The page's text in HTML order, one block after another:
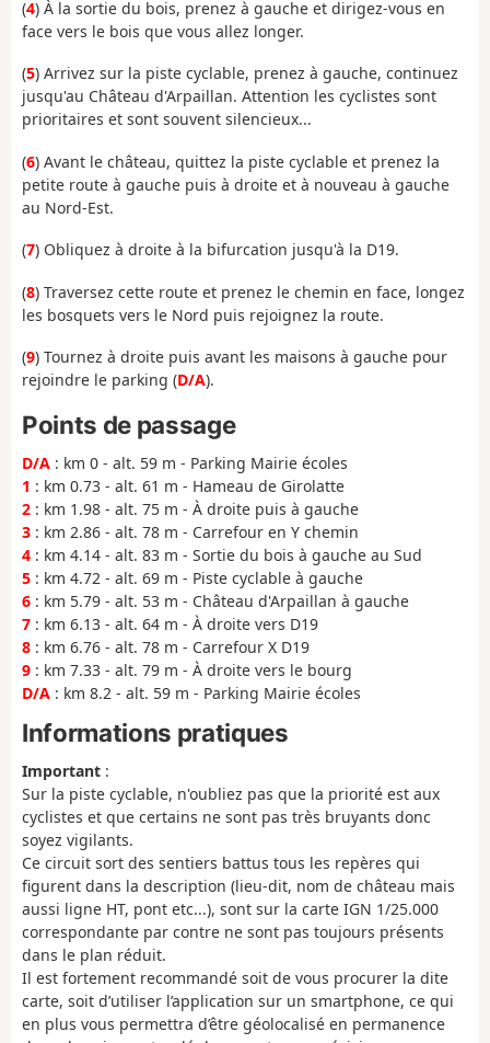
(4) À la sortie du bois, prenez à gauche et dirigez-vous en
face vers le bois que vous allez longer.
(5) Arrivez sur la piste cyclable, prenez à gauche, continuez
jusqu'au Château d'Arpaillan. Attention les cyclistes sont
prioritaires et sont souvent silencieux...
(6) Avant le château, quittez la piste cyclable et prenez la
petite route à gauche puis à droite et à nouveau à gauche
au Nord-Est.
(7) Obliquez à droite à la bifurcation jusqu'à la D19.
(8) Traversez cette route et prenez le chemin en face, longez
les bosquets vers le Nord puis rejoignez la route.
(9) Tournez à droite puis avant les maisons à gauche pour
rejoindre le parking (D/A).
Points de passage
D/A : km 0 - alt. 59 m - Parking Mairie écoles
1 : km 0.73 - alt. 61 m - Hameau de Girolatte
2 : km 1.98 - alt. 75 m - À droite puis à gauche
3 : km 2.86 - alt. 78 m - Carrefour en Y chemin
4 : km 4.14 - alt. 83 m - Sortie du bois à gauche au Sud
5 : km 4.72 - alt. 69 m - Piste cyclable à gauche
6 : km 5.79 - alt. 53 m - Château d'Arpaillan à gauche
7 : km 6.13 - alt. 64 m - À droite vers D19
8 : km 6.76 - alt. 78 m - Carrefour X D19
9 : km 7.33 - alt. 79 m - À droite vers le bourg
D/A : km 8.2 - alt. 59 m - Parking Mairie écoles
Informations pratiques
Important :
Sur la piste cyclable, n'oubliez pas que la priorité est aux
cyclistes et que certains ne sont pas très bruyants donc
soyez vigilants.
Ce circuit sort des sentiers battus tous les repères qui
figurent dans la description (lieu-dit, nom de château mais
aussi ligne HT, pont etc...), sont sur la carte IGN 1/25.000
correspondante par contre ne sont pas toujours présents
dans le plan réduit.
Il est fortement recommandé soit de vous procurer la dite
carte, soit d’utiliser l’application sur un smartphone, ce qui
en plus vous permettra d’être géolocalisé en permanence